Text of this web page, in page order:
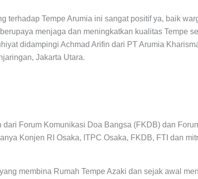
terhadap Tempe Arumia ini sangat positif ya, baik
menjaga dan meningkatkan kualitas Tempe
didampingi Achmad Arifin dari PT Arumia
Jakarta Utara.
Forum Komunikasi Doa Bangsa (FKDB) dan
Konjen RI Osaka, ITPC Osaka, FKDB, FTI dan
membina Rumah Tempe Azaki dan sejak awal